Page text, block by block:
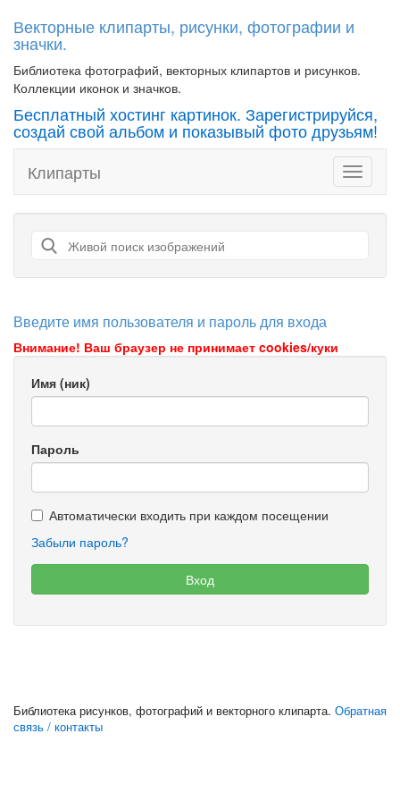
Векторные клипарты, рисунки, фотографии и
значки.
Библиотека фотографий, векторных клипартов и рисунков.
Коллекции иконок и значков.
Бесплатный хостинг картинок. Зарегистрируйся,
создай свой альбом и показывый фото друзьям!
Toggle
Клипарты
Введите имя пользователя и пароль для входа
Внимание! Ваш браузер не принимает cookies/куки
Имя (ник)
Пароль
Автоматически входить при каждом посещении
Забыли пароль?
Библиотека рисунков, фотографий и векторного клипарта. Обратная
связь / контакты